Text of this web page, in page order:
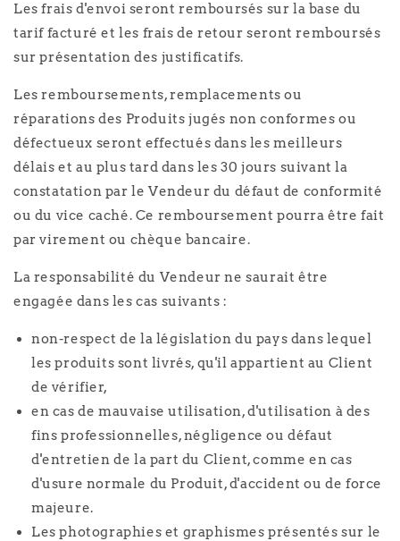
Les frais d'envoi seront remboursés sur la base du
tarif facturé et les frais de retour seront remboursés
sur présentation des justificatifs.
Les remboursements, remplacements ou
réparations des Produits jugés non conformes ou
défectueux seront effectués dans les meilleurs
délais et au plus tard dans les 30 jours suivant la
constatation par le Vendeur du défaut de conformité
ou du vice caché. Ce remboursement pourra être fait
par virement ou chèque bancaire.
La responsabilité du Vendeur ne saurait être
engagée dans les cas suivants :
non-respect de la législation du pays dans lequel
les produits sont livrés, qu'il appartient au Client
de vérifier,
en cas de mauvaise utilisation, d'utilisation à des
fins professionnelles, négligence ou défaut
d'entretien de la part du Client, comme en cas
d'usure normale du Produit, d'accident ou de force
majeure.
Les photographies et graphismes présentés sur le